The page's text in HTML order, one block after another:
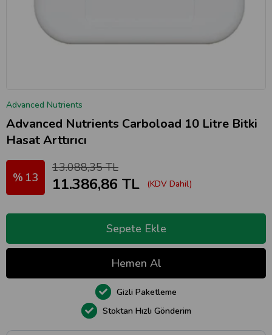
Advanced Nutrients
Advanced Nutrients Carboload 10 Litre Bitki
Hasat Arttırıcı
13
13.088,35 TL
11.386,86 TL (KDV Dahil)
Stoktan Hızlı Gönderim
Gizli Paketleme